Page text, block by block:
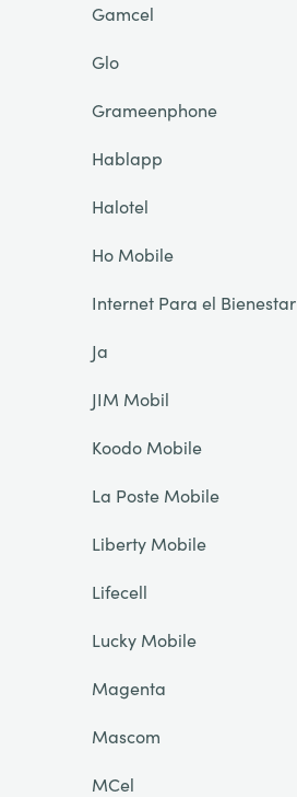
Gamcel
Glo
Grameenphone
Hablapp
Halotel
Ho Mobile
Internet Para el Bienestar
Ja
JIM Mobil
Koodo Mobile
La Poste Mobile
Liberty Mobile
Lifecell
Lucky Mobile
Magenta
Mascom
MCel